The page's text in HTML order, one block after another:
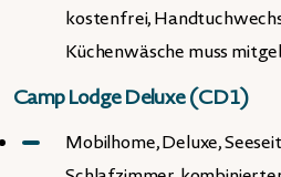
kostenfrei,
Küchenwäsche muss
Camp Lodge Deluxe (CD1)
Mobilhome, Deluxe,